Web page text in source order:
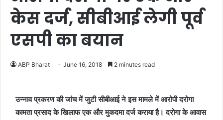
केस दर्ज, सीबीआई लेगी पूर्व
एसपी का बयान
ABP Bharat June 16, 2018 2 minutes read
उन्नाव प्रकरण की जांच में जुटी सीबीआई ने इस मामले में आरोपी दरोगा
कामता प्रसाद के खिलाफ एक और मुकदमा दर्ज कराया है। दरोगा के आवास